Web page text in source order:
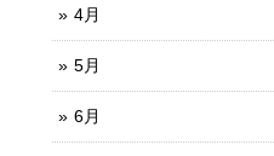
4月
5月
6月